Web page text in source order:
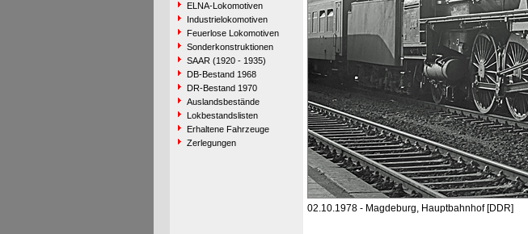
ELNA-Lokomotiven
Industrielokomotiven
Feuerlose Lokomotiven
Sonderkonstruktionen
SAAR (1920 - 1935)
DB-Bestand 1968
DR-Bestand 1970
Auslandsbestände
Lokbestandslisten
Erhaltene Fahrzeuge
Zerlegungen
02.10.1978 - Magdeburg, Hauptbahnhof [DDR]